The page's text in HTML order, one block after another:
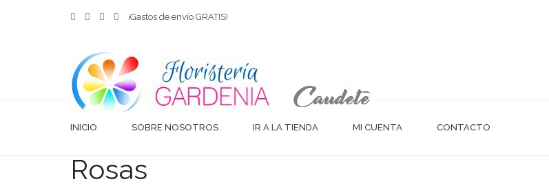
¡Gastos de envío GRATIS!
INICIO SOBRE NOSOTROS IR A LA TIENDA MI CUENTA CONTACTO
Rosas